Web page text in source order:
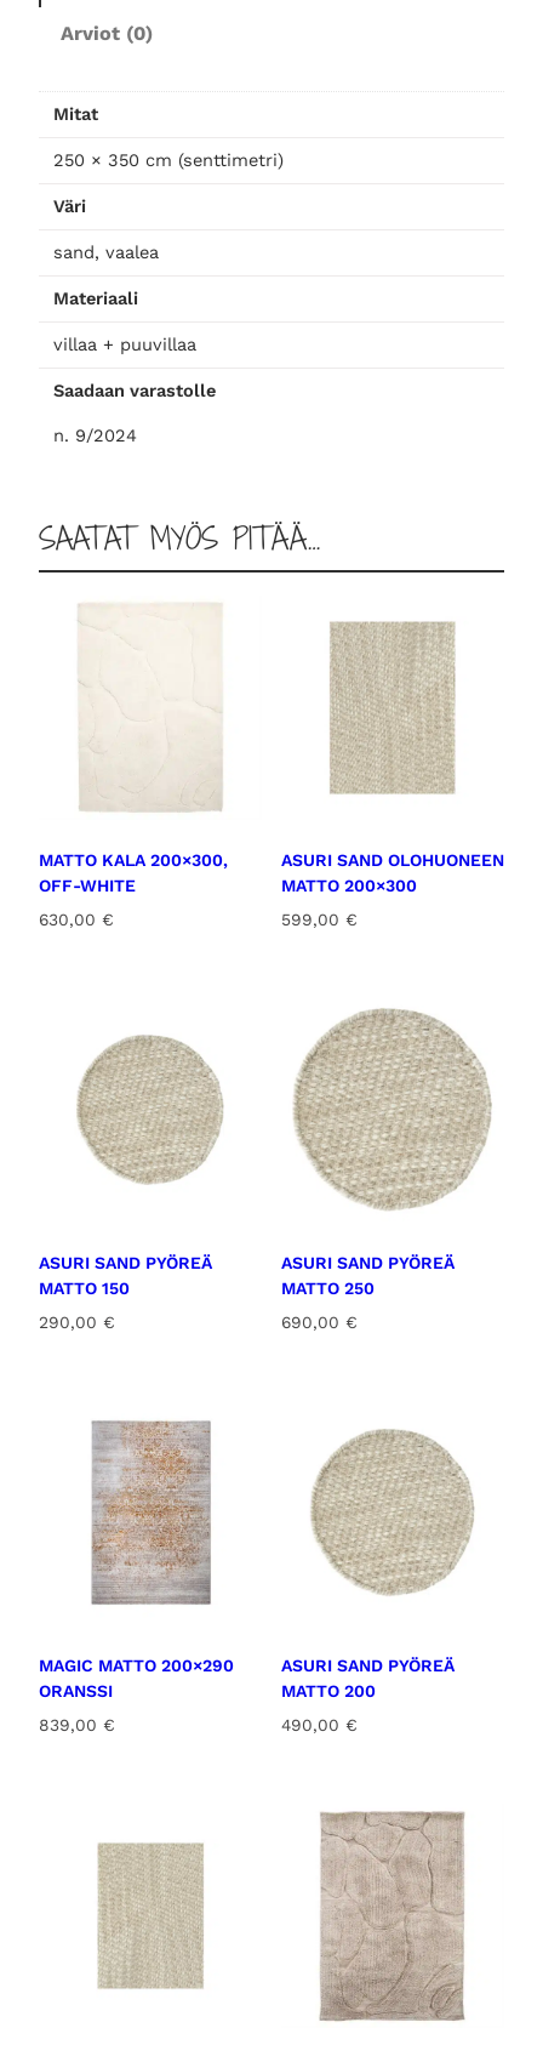
e
r
ä
Arviot (0)
Mitat
250 × 350 cm (senttimetri)
Väri
sand, vaalea
Materiaali
villaa + puuvillaa
Saadaan varastolle
n. 9/2024
SAATAT MYÖS PITÄÄ…
MATTO KALA 200×300,
OFF-WHITE
630,00 €
ASURI SAND OLOHUONEEN
MATTO 200×300
599,00 €
ASURI SAND PYÖREÄ
MATTO 150
290,00 €
ASURI SAND PYÖREÄ
MATTO 250
690,00 €
MAGIC MATTO 200×290
ORANSSI
839,00 €
ASURI SAND PYÖREÄ
MATTO 200
490,00 €